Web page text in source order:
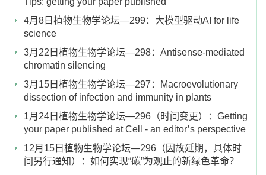
4月8日植物生物学论坛—299：大模型驱动AI for life
science
3月22日植物生物学论坛—298：Antisense-mediated
chromatin silencing
3月15日植物生物学论坛—297：Macroevolutionary
dissection of infection and immunity in plants
1月24日植物生物学论坛—296（时间变更）：Getting
your paper published at Cell - an editor’s perspective
12月15日植物生物学论坛—296（因故延期，具体时
间另行通知）：如何实现“碳”为观止的新绿色革命？